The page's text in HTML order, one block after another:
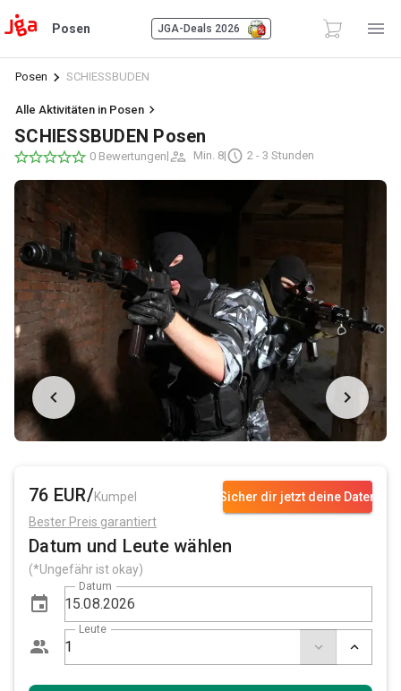
Posen JGA-Deals 2026
Posen SCHIESSBUDEN
Alle Aktivitäten in Posen
SCHIESSBUDEN Posen
0 Bewertungen| Min. 8| 2 - 3 Stunden
Sicher dir jetzt deine Daten
76 EUR/Kumpel
Bester Preis garantiert
Datum und Leute wählen
(*Ungefähr ist okay)
Datum
Leute